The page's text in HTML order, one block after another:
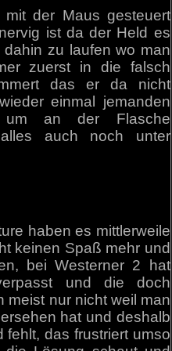
der Maus gesteuert
ist da der Held es
zu laufen wo man
zuerst in die falsch
das er da nicht
einmal jemanden
an der Flasche
auch noch unter
haben es mittlerweile
keinen Spaß mehr und
bei Westerner 2 hat
und die doch
meist nur nicht weil man
hat und deshalb
fehlt, das frustriert umso